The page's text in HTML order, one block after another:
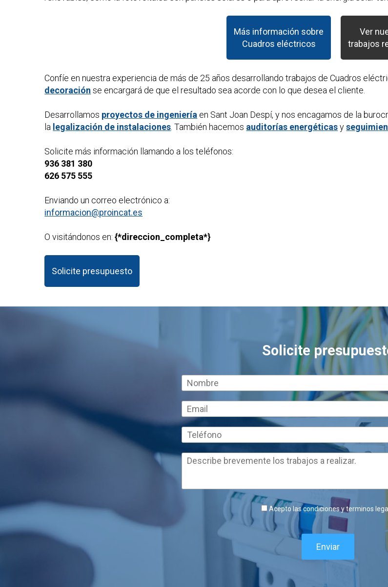
Más información sobre
Cuadros eléctricos
Ver
trabajos
Confíe en nuestra experiencia de más de 25 años desarrollando trabajos deCuadros
decoración se encargará de que el resultado sea acorde con lo que desea el cliente.
Desarrollamos proyectos de ingeniería en Sant Joan Despí, y nos encagamos de la
la legalización de instalaciones . También hacemos auditorías energéticasy
Solicite más información llamando a los teléfonos:
936 381 380
626 575 555
Enviando un correo electrónico a:
informacion@proincat.es
O visitándonos en:{*direccion_completa*}
Solicite presupuesto
Solicite
Acepto las condiciones y terminos
Enviar